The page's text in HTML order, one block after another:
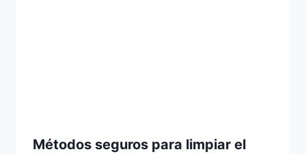
Métodos seguros para limpiar el